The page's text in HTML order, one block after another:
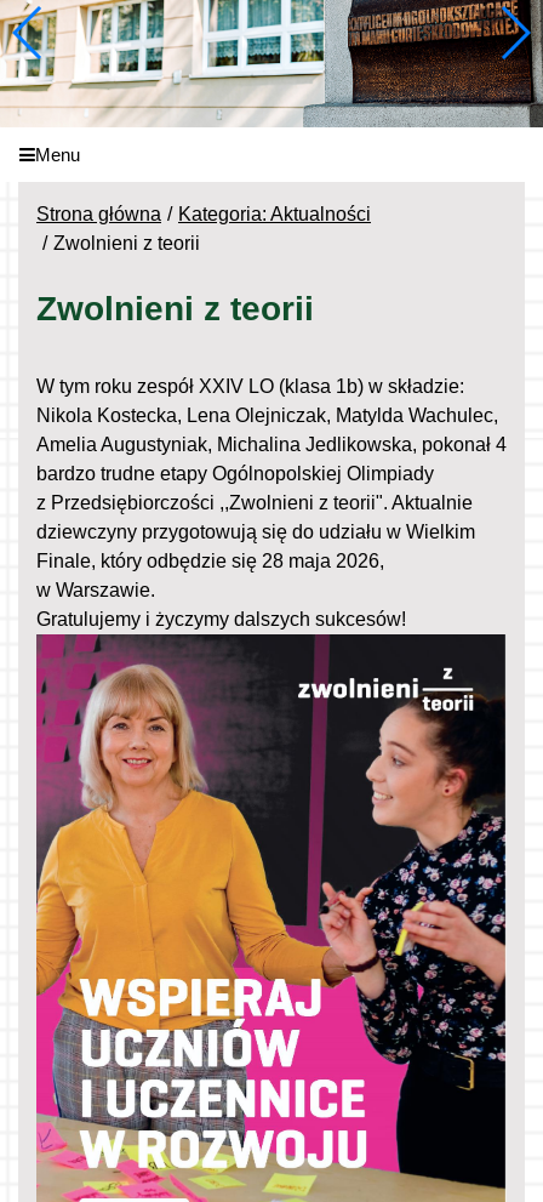
Menu
Strona główna
Kategoria: Aktualności
Zwolnieni z teorii
Zwolnieni z teorii
W tym roku zespół XXIV LO (klasa 1b) w składzie:
Nikola Kostecka, Lena Olejniczak, Matylda Wachulec,
Amelia Augustyniak, Michalina Jedlikowska, pokonał 4
bardzo trudne etapy Ogólnopolskiej Olimpiady
z Przedsiębiorczości ,,Zwolnieni z teorii". Aktualnie
dziewczyny przygotowują się do udziału w Wielkim
Finale, który odbędzie się 28 maja 2026,
w Warszawie.
Gratulujemy i życzymy dalszych sukcesów!